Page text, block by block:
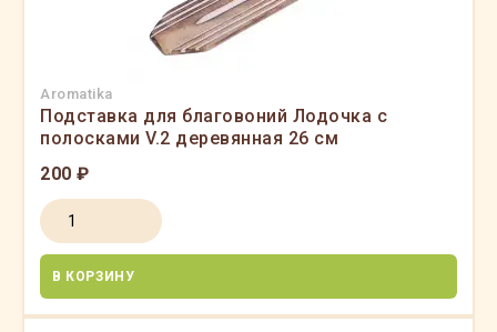
Aromatika
Подставка для благовоний Лодочка с
полосками V.2 деревянная 26 см
200 ₽
В КОРЗИНУ